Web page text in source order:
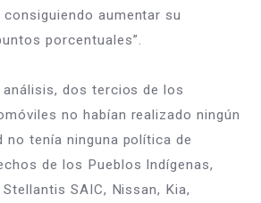
aumentar su
porcentuales”.
dos tercios de los
no habían realizado ningún
no tenía ninguna política de
de los Pueblos Indígenas,
SAIC, Nissan, Kia,